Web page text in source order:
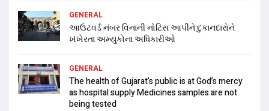
GENERAL
આઉટવર્ડ નંબર વિનાની નોટિસ આપીને દુકાનદારોને
ખંખેરતા અમ્યુકોના અધિકારીઓ
GENERAL
The health of Gujarat’s public is at God’s mercy
as hospital supply Medicines samples are not
being tested